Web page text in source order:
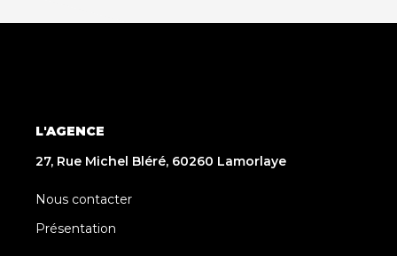
L'AGENCE
27, Rue Michel Bléré, 60260 Lamorlaye
Nous contacter
Présentation